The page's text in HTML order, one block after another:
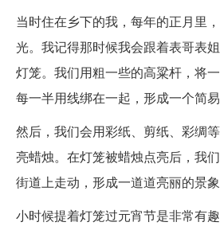
当时住在乡下的我，每年的正月里
光。我记得那时候我会跟着表哥表
灯笼。我们用粗一些的高粱杆，将
每一半用线绑在一起，形成一个简易
然后，我们会用彩纸、剪纸、彩绸
亮蜡烛。在灯笼被蜡烛点亮后，我
街道上走动，形成一道道亮丽的景象
小时候提着灯笼过元宵节是非常有